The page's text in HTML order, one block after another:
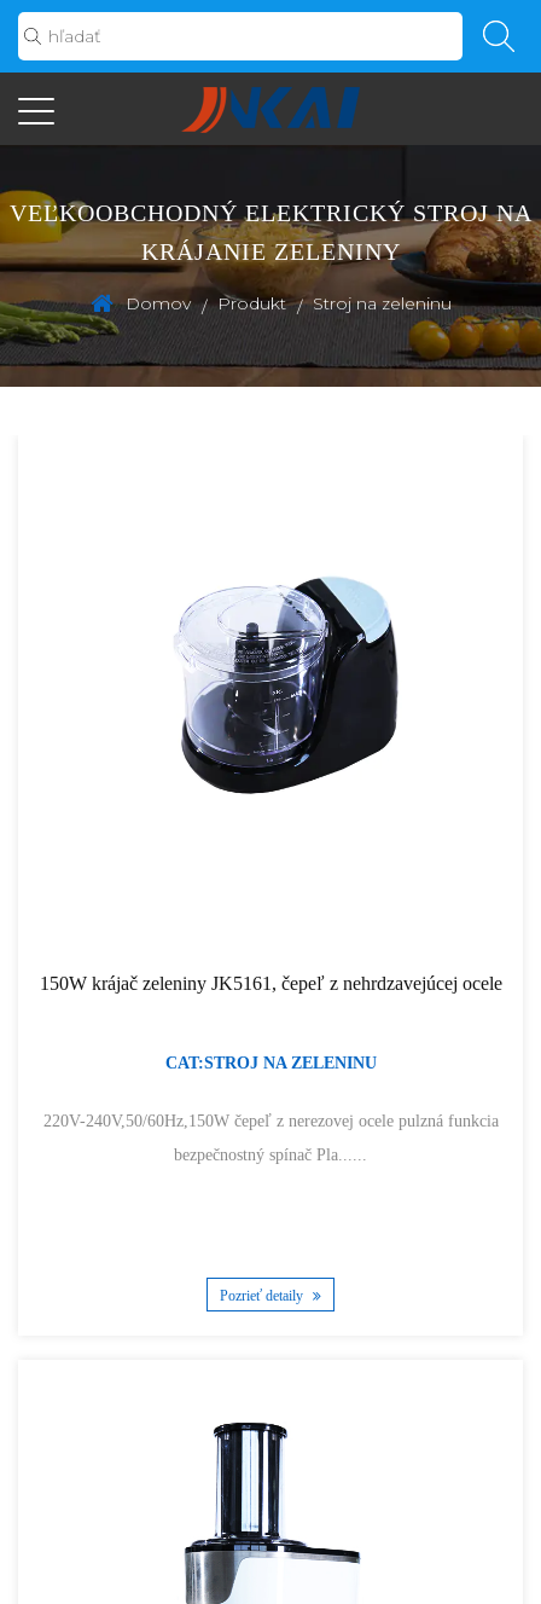
VEĽKOOBCHODNÝ ELEKTRICKÝ STROJ NA
KRÁJANIE ZELENINY
Domov / Produkt / Stroj na zeleninu
150W krájač zeleniny JK5161, čepeľ z nehrdzavejúcej ocele
CAT:STROJ NA ZELENINU
220V-240V,50/60Hz,150W čepeľ z nerezovej ocele pulzná funkcia
bezpečnostný spínač Pla......
Pozrieť detaily